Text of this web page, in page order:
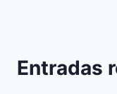
Entradas